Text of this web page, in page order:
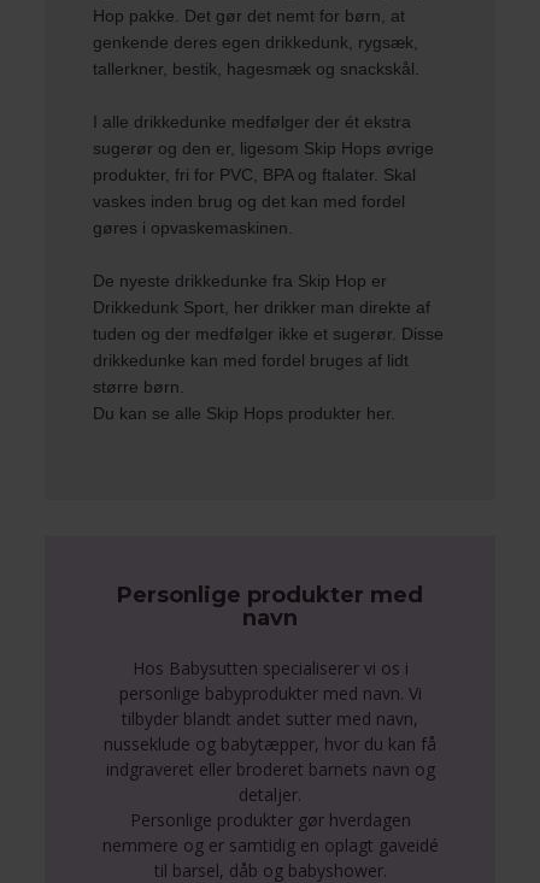
Hop pakke. Det gør det nemt for børn, at
genkende deres egen drikkedunk
rygsæk,
tallerkner, bestik
hagesmæk og snackskål
I alle drikkedunke medfølger der ét ekstra
sugerør og den er, ligesom Skip Hops øvrige
produkter, fri for PVC, BPA og ftalater. Skal
vaskes inden brug og det kan med fordel
gøres i opvaskemaskinen.
De nyeste drikkedunke fra Skip Hop er
Drikkedunk Sport, her drikker man direkte af
tuden og der medfølger ikke et sugerør. Disse
drikkedunke kan med fordel bruges af lidt
større børn.
Du kan se alle Skip Hops produkter her.
Personlige produkter med
navn
Hos Babysutten specialiserer vi os i
personlige babyprodukter med navn. Vi
tilbyder blandt andet sutter med navn,
nusseklude og babytæpper, hvor du kan få
indgraveret eller broderet barnets navn og
detaljer.
Personlige produkter gør hverdagen
nemmere og er samtidig en oplagt gaveidé
til barsel, dåb og babyshower.